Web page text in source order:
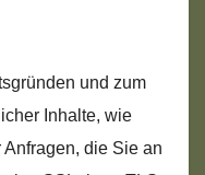
und zum
Inhalte, wie
die Sie an